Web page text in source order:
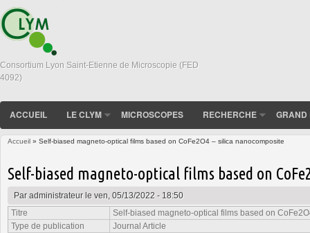
Consortium Lyon Saint-Etienne de Microscopie (FED
4092)
ACCUEIL LE CLYM MICROSCOPES RECHERCHE GRAND
Accueil » Self-biased magneto-optical films based on CoFe2O4 – silica nanocomposite
Self-biased magneto-optical films based on
Paradministrateurle ven, 05/13/2022 - 18:50
Titre
Self-biased magneto-optical films based on
Type de publication
Journal Article